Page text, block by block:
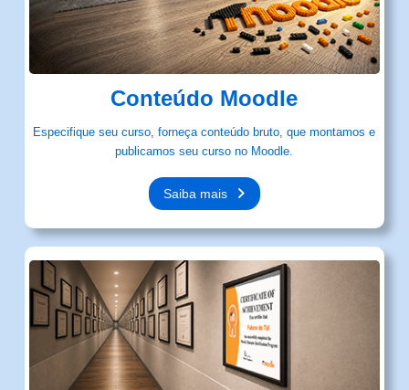
Conteúdo Moodle
Especifique seu curso, forneça conteúdo bruto, que montamos e
publicamos seu curso no Moodle.
Saiba mais